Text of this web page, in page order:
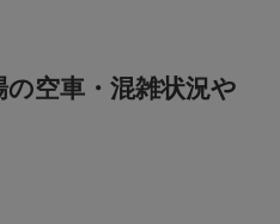
空車・混雑状況や